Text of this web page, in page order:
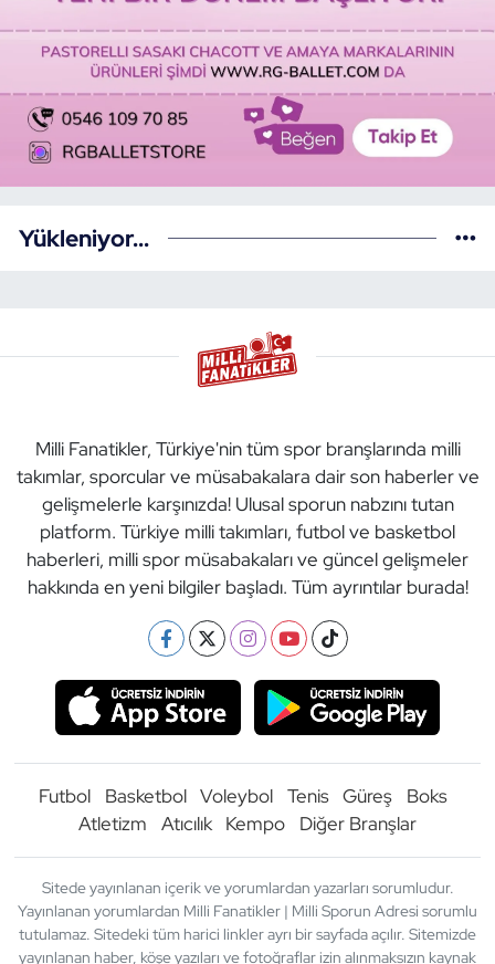
Yükleniyor...
Milli Fanatikler, Türkiye'nin tüm spor branşlarında milli
takımlar, sporcular ve müsabakalara dair son haberler ve
gelişmelerle karşınızda! Ulusal sporun nabzını tutan
platform. Türkiye milli takımları, futbol ve basketbol
haberleri, milli spor müsabakaları ve güncel gelişmeler
hakkında en yeni bilgiler başladı. Tüm ayrıntılar burada!
Futbol Basketbol Voleybol Tenis Güreş
Boks
Atletizm
Atıcılık Kempo Diğer Branşlar
Sitede yayınlanan içerik ve yorumlardan yazarları sorumludur.
Yayınlanan yorumlardan Milli Fanatikler | Milli Sporun Adresi sorumlu
tutulamaz. Sitedeki tüm harici linkler ayrı bir sayfada açılır. Sitemizde
yayınlanan haber, köşe yazıları ve fotoğraflar izin alınmaksızın kaynak